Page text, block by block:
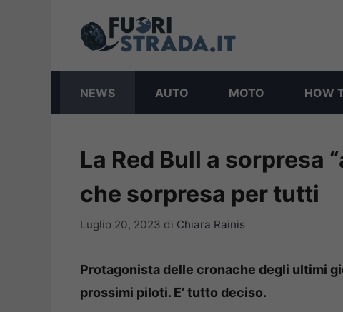
NEWS AUTO MOTO HOW
La Red Bull a sorpresa
che sorpresa per tutti
Luglio 20, 2023 di Chiara Rainis
Protagonista delle cronache degli ultimi
prossimi piloti. E’ tutto deciso.